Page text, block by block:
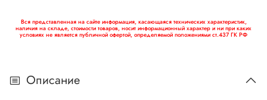
Вся представленная на сайте информация, касающаяся технических характеристик,
наличия на складе, стоимости товаров, носит информационный характер и ни при каких
условиях не является публичной офертой, определяемой положениями ст.437 ГК РФ
Описание